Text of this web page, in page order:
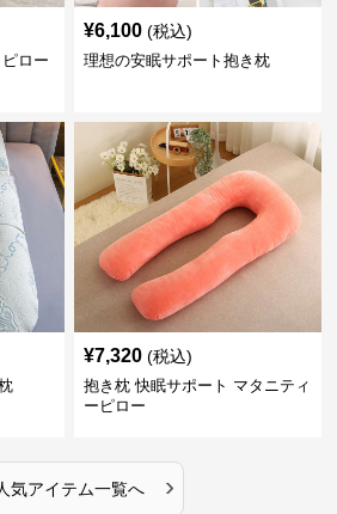
ロー
¥6,100 (税込)
理想の安眠サポート抱き枕
¥7,320 (税込)
抱き枕 快眠サポート マタニティ
ーピロー
気アイテム一覧へ ›